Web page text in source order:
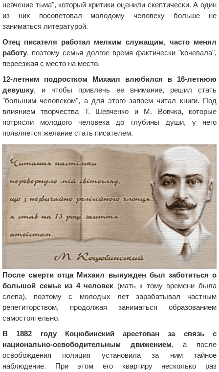
невчение тьма", который критики оценили скептически. А один
из них посоветовал молодому человеку больше не
заниматься литературой.
Отец писателя работал мелким служащим, часто менял
работу, поэтому семья долгое время фактически "кочевала",
переезжая с место на место.
12-летним подростком Михаил влюбился в 16-летнюю
девушку, и чтобы привлечь ее внимание, решил стать
"большим человеком", а для этого запоем читал книги. Под
влиянием творчества Т. Шевченко и М. Вовчка, которые
потрясли молодого человека до глубины души, у него
появляется желание стать писателем.
После смерти отца Михаил вынужден был заботиться о
большой семье из 4 человек (мать к тому времени была
слепа), поэтому с молодых лет зарабатывал частным
репетиторством, продолжая заниматься образованием
самостоятельно.
В 1882 году Коцюбинский арестован за связь с
национально-освободительным движением, а после
освобождения полиция установила за ним тайное
наблюдение. При этом его квартиру несколько раз